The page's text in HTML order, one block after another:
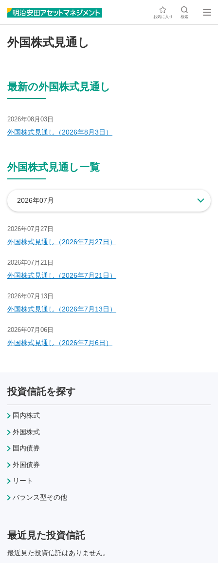
お気に入り 検索
外国株式見通し
最新の外国株式見通し
2026年08月03日
外国株式見通し（2026年8月3日）
外国株式見通し一覧
2026年07月
2026年07月27日
外国株式見通し（2026年7月27日）
2026年07月21日
外国株式見通し（2026年7月21日）
2026年07月13日
外国株式見通し（2026年7月13日）
2026年07月06日
外国株式見通し（2026年7月6日）
投資信託を探す
国内株式
外国株式
国内債券
外国債券
リート
バランス型その他
最近見た投資信託
最近見た投資信託はありません。